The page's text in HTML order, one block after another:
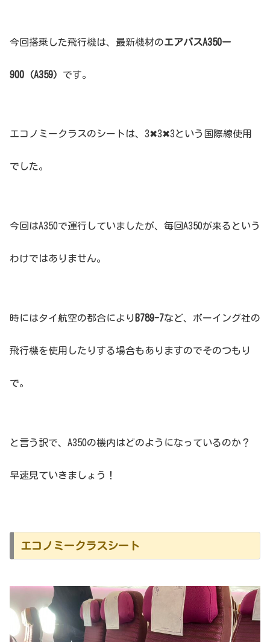
今回搭乗した飛行機は、最新機材のエアバスA350ー
900（A359） です。
エコノミークラスのシートは、3✖︎3✖︎3という国際線使用
でした。
今回はA350で運行していましたが、毎回A350が来るという
わけではありません。
時にはタイ航空の都合により B789-7など、ボーイング社の
飛行機を使用したりする場合もありますのでそのつもり
で。
と言う訳で、A350の機内はどのようになっているのか？
早速見ていきましょう！
エコノミークラスシート